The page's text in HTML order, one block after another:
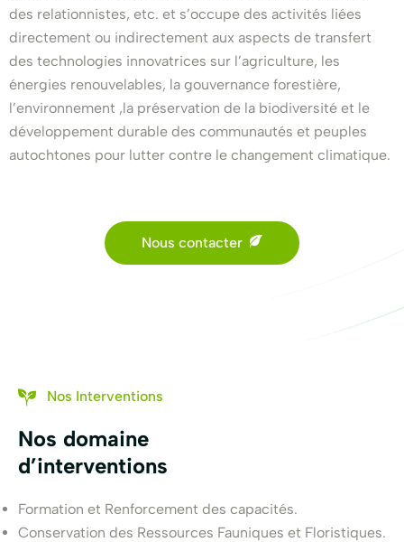
des relationnistes, etc. et s’occupe des activités liées
directement ou indirectement aux aspects de transfert
des technologies innovatrices sur l’agriculture, les
énergies renouvelables, la gouvernance forestière,
l’environnement ,la préservation de la biodiversité et le
développement durable des communautés et peuples
autochtones pour lutter contre le changement climatique.
Nous contacter
Nos Interventions
Nos domaine
d’interventions
Formation et Renforcement des capacités.
Conservation des Ressources Fauniques et Floristiques.